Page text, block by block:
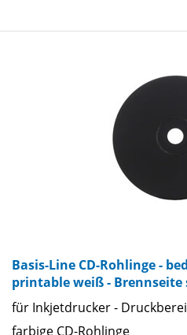
Basis-Line CD-Rohlinge -
printable weiß - Brennseite
für Inkjetdrucker -
farbige CD-Rohlinge